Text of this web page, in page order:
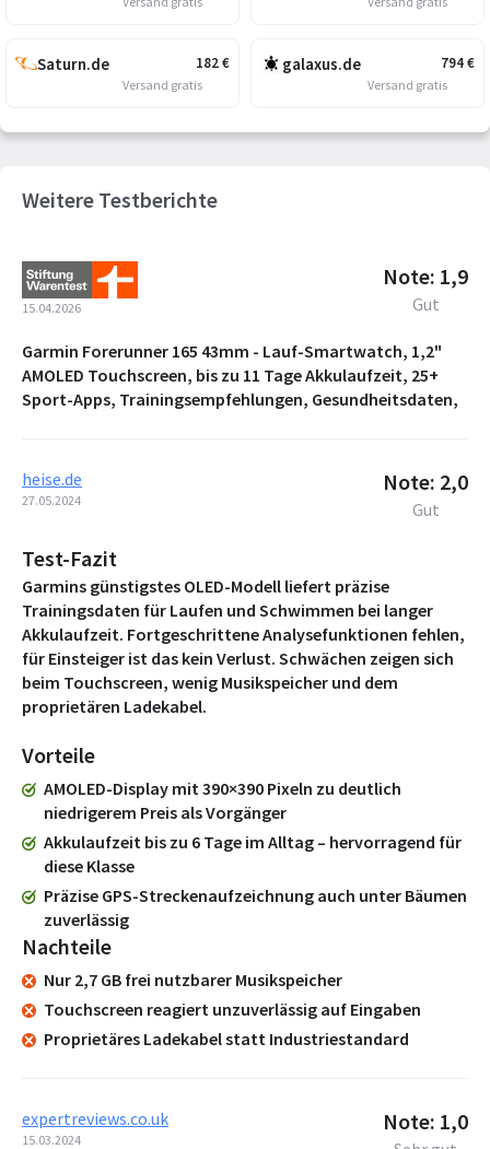
182€
Saturn.de
Versand gratis
794€
galaxus.de
Versand gratis
Weitere Testberichte
15.04.2026
Note: 1,9
Gut
Garmin Forerunner 165 43mm - Lauf-Smartwatch, 1,2"
AMOLED Touchscreen, bis zu 11 Tage Akkulaufzeit, 25+
Sport-Apps, Trainingsempfehlungen, Gesundheitsdaten,
heise.de
27.05.2024
Note: 2,0
Gut
Test-Fazit
Garmins günstigstes OLED-Modell liefert präzise
Trainingsdaten für Laufen und Schwimmen bei langer
Akkulaufzeit. Fortgeschrittene Analysefunktionen fehlen,
für Einsteiger ist das kein Verlust. Schwächen zeigen sich
beim Touchscreen, wenig Musikspeicher und dem
proprietären Ladekabel.
Vorteile
AMOLED-Display mit 390×390 Pixeln zu deutlich
niedrigerem Preis als Vorgänger
Akkulaufzeit bis zu 6 Tage im Alltag – hervorragend für
diese Klasse
Präzise GPS-Streckenaufzeichnung auch unter Bäumen
zuverlässig
Nachteile
Nur 2,7 GB frei nutzbarer Musikspeicher
Touchscreen reagiert unzuverlässig auf Eingaben
Proprietäres Ladekabel statt Industriestandard
expertreviews.co.uk
15.03.2024
Note: 1,0